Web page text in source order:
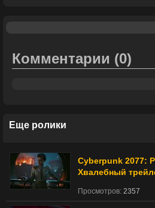
Комментарии (0)
Еще ролики
Cyberpunk 2077:
Хвалебный
Просмотров: 2357